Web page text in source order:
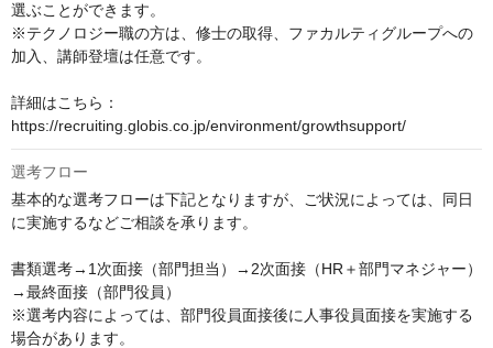
選ぶことができます。
※テクノロジー職の方は、修士の取得、ファカルティグループへの
加入、講師登壇は任意です。
詳細はこちら：
https://recruiting.globis.co.jp/environment/growthsupport/
選考フロー
基本的な選考フローは下記となりますが、ご状況によっては、同日
に実施するなどご相談を承ります。
書類選考→1次面接（部門担当）→2次面接（HR＋部門マネジャー）
→最終面接（部門役員）
※選考内容によっては、部門役員面接後に人事役員面接を実施する
場合があります。